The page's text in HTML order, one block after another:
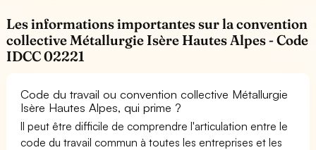
Les informations importantes sur la convention
collective Métallurgie Isère Hautes Alpes - Code
IDCC 02221
Code du travail ou convention collective Métallurgie
Isère Hautes Alpes, qui prime ?
Il peut être difficile de comprendre l'articulation entre le
code du travail commun à toutes les entreprises et les